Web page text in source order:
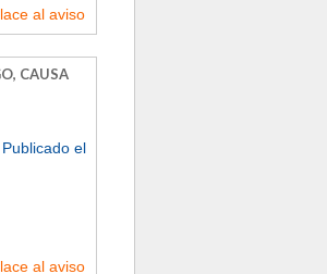
al aviso
CAUSA
Publicado el
al aviso